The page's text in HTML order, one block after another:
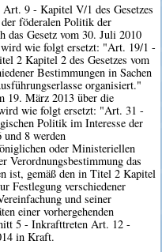
9 - Kapitel V/1 des Gesetzes
föderalen Politik der
das Gesetz vom 30. Juli 2010
wie folgt ersetzt: "Art. 19/1 -
2 Kapitel 2 des Gesetzes vom
Bestimmungen in Sachen
organisiert."
19. März 2013 über die
wie folgt ersetzt: "Art. 31 -
Politik im Interesse der
8 werden
oder Ministeriellen
Verordnungsbestimmung das
ist, gemäß den in Titel 2 Kapitel
Festlegung verschiedener
und seiner
einer vorhergehenden
5 - Inkrafttreten Art. 12 -
in Kraft.